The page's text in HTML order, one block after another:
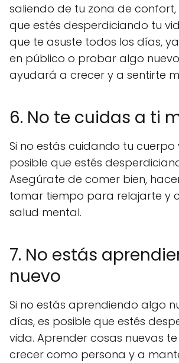
saliendo de tu zona de confort,
que estés desperdiciando tu
que te asuste todos los días,
en público o probar algo
ayudará a crecer y a sentirte
6. No te cuidas a ti
Si no estás cuidando tu cuerpo
posible que estés
Asegúrate de comer bien,
tomar tiempo para relajarte y
salud mental.
7. No estás
nuevo
Si no estás aprendiendo algo
días, es posible que estés
vida. Aprender cosas nuevas
crecer como persona y a